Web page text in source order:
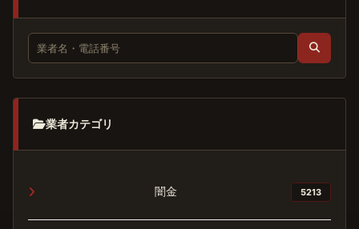
業者カテゴリ
闇金 5213